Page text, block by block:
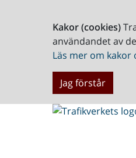
Kakor (cookies)
användandet av
Läs mer om
Jag förstår